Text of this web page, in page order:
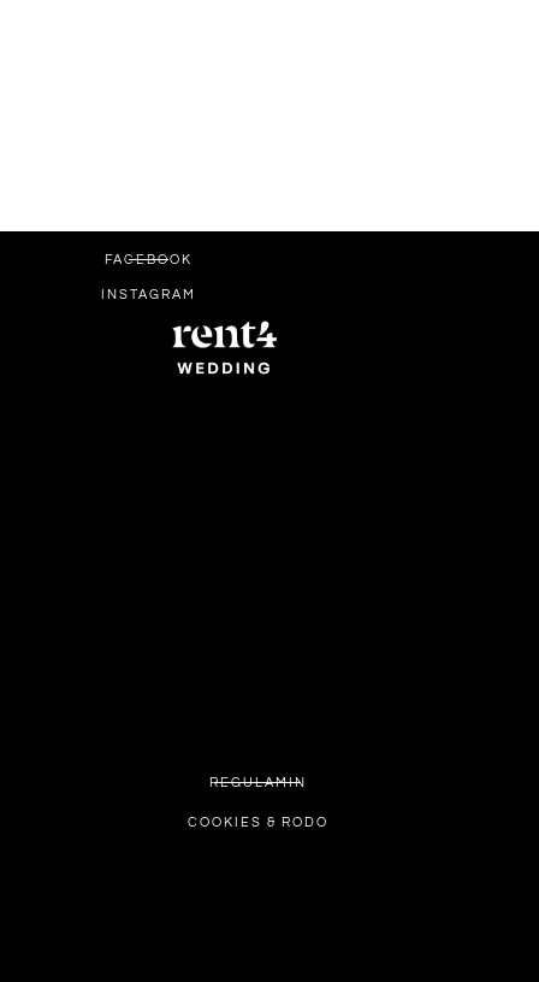
FACEBOOK
INSTAGRAM
REGULAMIN
COOKIES & RODO